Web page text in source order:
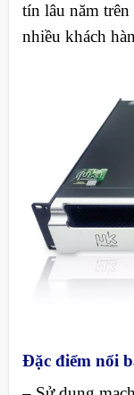
tín lâu năm
nhiều khách
Đặc điểm nổi